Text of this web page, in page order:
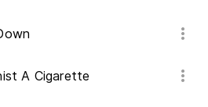
A Cigarette